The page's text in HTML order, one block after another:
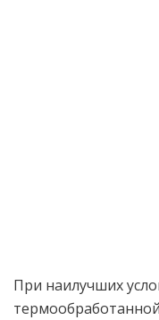
При наилучших